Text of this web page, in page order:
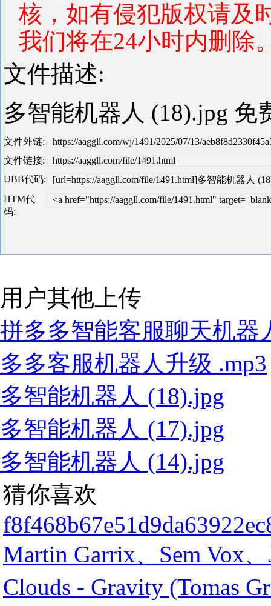
核，如有侵犯版权请及
我们将在24小时内删除
文件描述:
多智能机器人 (18).jpg 免
文件外链:
https://aaggll.com/wj/1491/2025/07/13/
文件链接:
https://aaggll.com/file/1491.html
UBB代码:
[url=https://aaggll.com/file/1491.html]多智能机器人
HTM代
码:
<a href="https://aaggll.com/file/1491.html"
用户其他上传
拼多多智能客服聊天机器
多多客服机器人升级 .mp3
多智能机器人 (18).jpg
多智能机器人 (17).jpg
多智能机器人 (14).jpg
猜你喜欢
Martin Garrix、Sem Vox
Clouds - Gravity (Tomas